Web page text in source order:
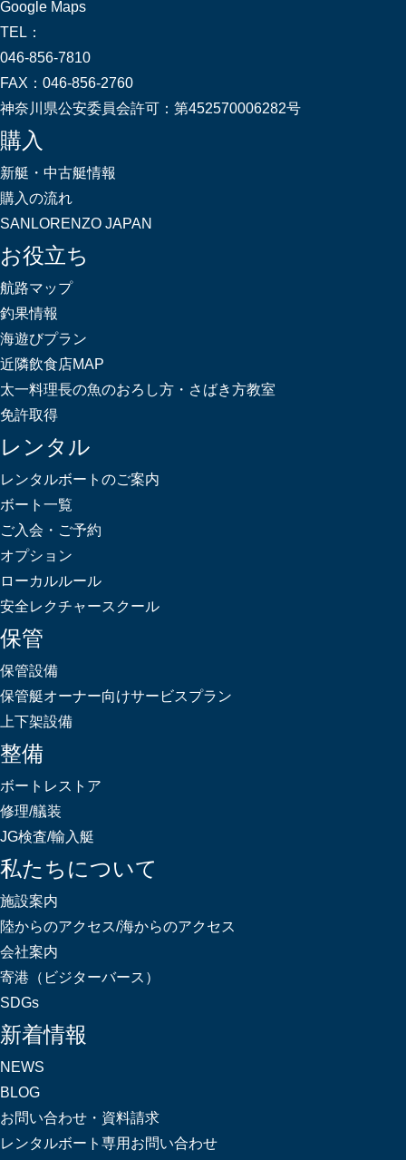
Google Maps
TEL：
046-856-7810
FAX： 046-856-2760
神奈川県公安委員会許可： 第452570006282号
購入
新艇・中古艇情報
購入の流れ
SANLORENZO JAPAN
お役立ち
航路マップ
釣果情報
海遊びプラン
近隣飲食店MAP
太一料理長の魚のおろし方・さばき方教室
免許取得
レンタル
レンタルボートのご案内
ボート一覧
ご入会・ご予約
オプション
ローカルルール
安全レクチャースクール
保管
保管設備
保管艇オーナー向けサービスプラン
上下架設備
整備
ボートレストア
修理/艤装
JG検査/輸入艇
私たちについて
施設案内
陸からのアクセス/海からのアクセス
会社案内
寄港（ビジターバース）
SDGs
新着情報
NEWS
BLOG
お問い合わせ・資料請求
レンタルボート専用お問い合わせ